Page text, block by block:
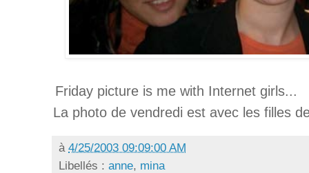
Friday picture is me with Internet girls...
La photo de vendredi est avec les filles
à 4/25/2003 09:09:00 AM
Libellés : anne, mina